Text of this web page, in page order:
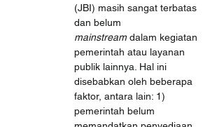
(JBI) masih sangat terbatas
dan belum
mainstream dalam kegiatan
pemerintah atau layanan
publik lainnya. Hal ini
disebabkan oleh beberapa
faktor, antara lain: 1)
pemerintah belum